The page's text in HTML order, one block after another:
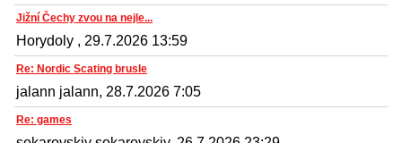
Jižní Čechy zvou na nejle...
Horydoly , 29.7.2026 13:59
Re: Nordic Scating brusle
jalann jalann, 28.7.2026 7:05
Re: games